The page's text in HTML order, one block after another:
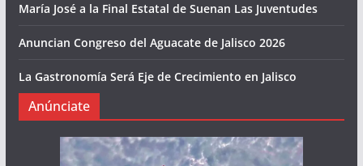
María José a la Final Estatal de Suenan Las Juventudes
Anuncian Congreso del Aguacate de Jalisco 2026
La Gastronomía Será Eje de Crecimiento en Jalisco
Anúnciate